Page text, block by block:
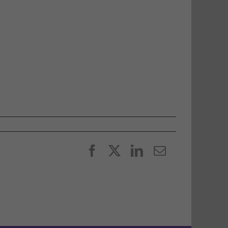
FacebookLinkedIn
E-